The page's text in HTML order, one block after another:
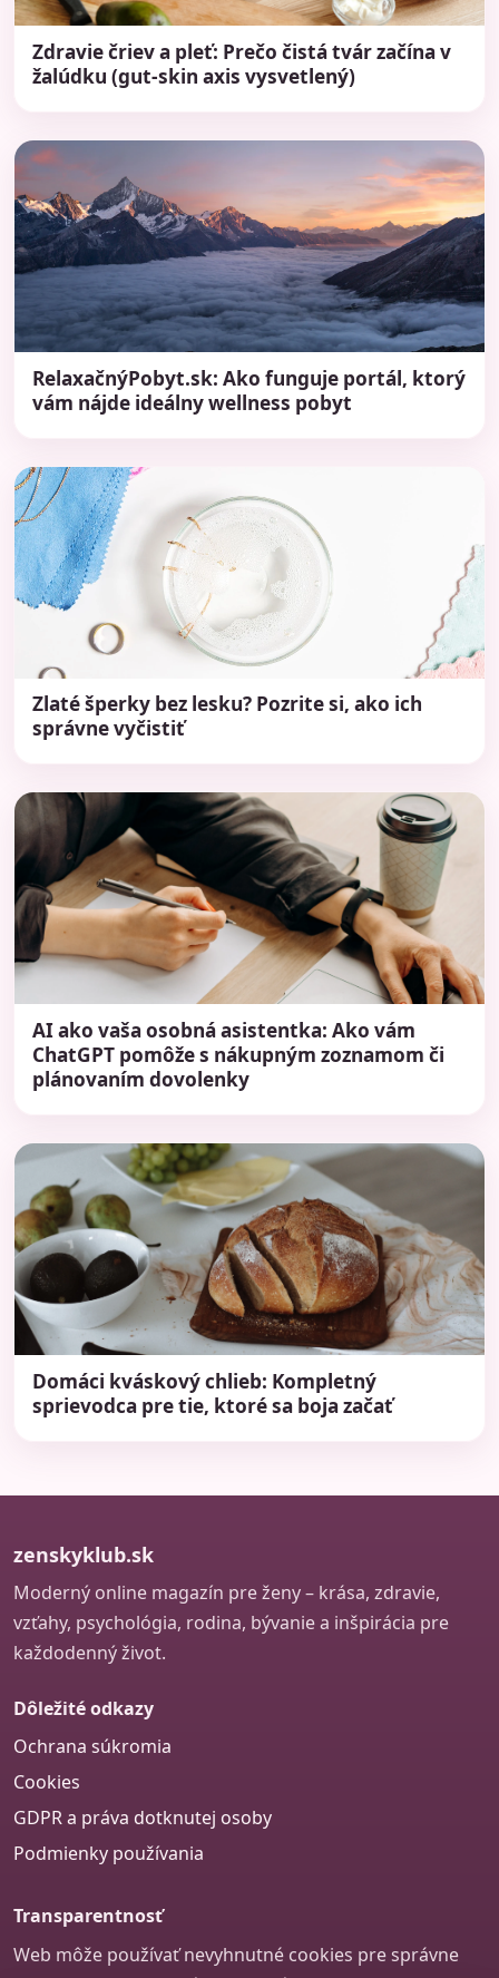
Zdravie čriev a pleť: Prečo čistá tvár začína v
žalúdku (gut-skin axis vysvetlený)
RelaxačnýPobyt.sk: Ako funguje portál, ktorý
vám nájde ideálny wellness pobyt
Zlaté šperky bez lesku? Pozrite si, ako ich
správne vyčistiť
AI ako vaša osobná asistentka: Ako vám
ChatGPT pomôže s nákupným zoznamom či
plánovaním dovolenky
Domáci kváskový chlieb: Kompletný
sprievodca pre tie, ktoré sa boja začať
zenskyklub.sk
Moderný online magazín pre ženy – krása, zdravie,
vzťahy, psychológia, rodina, bývanie a inšpirácia pre
každodenný život.
Dôležité odkazy
Ochrana súkromia
Cookies
GDPR a práva dotknutej osoby
Podmienky používania
Transparentnosť
Web môže používať nevyhnutné cookies pre správne